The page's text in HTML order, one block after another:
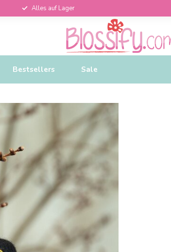
Alles auf Lager
Bestsellers Sale